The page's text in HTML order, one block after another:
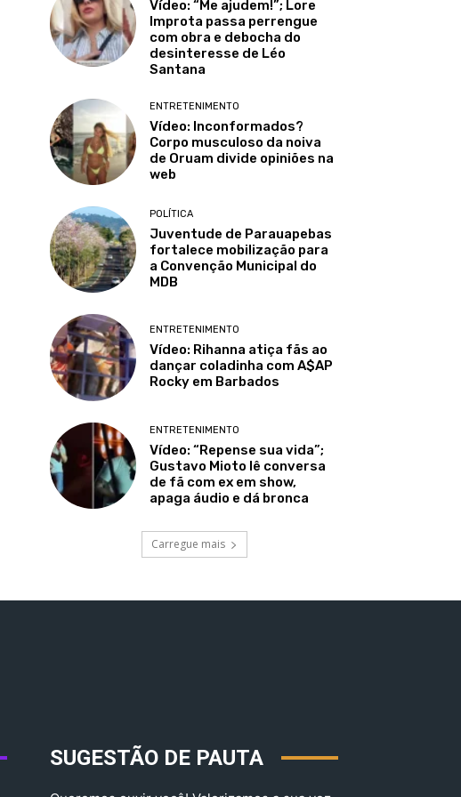
Vídeo: “Me ajudem!”; Lore
Improta passa perrengue
com obra e debocha do
desinteresse de Léo
Santana
ENTRETENIMENTO
Vídeo: Inconformados?
Corpo musculoso da noiva
de Oruam divide opiniões na
web
POLÍTICA
Juventude de Parauapebas
fortalece mobilização para
a Convenção Municipal do
MDB
ENTRETENIMENTO
Vídeo: Rihanna atiça fãs ao
dançar coladinha com A$AP
Rocky em Barbados
ENTRETENIMENTO
Vídeo: “Repense sua vida”;
Gustavo Mioto lê conversa
de fã com ex em show,
apaga áudio e dá bronca
Carregue mais
SUGESTÃO DE PAUTA